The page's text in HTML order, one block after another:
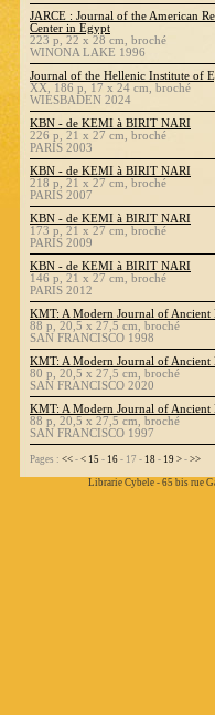
JARCE : Journal of the American
Center in Egypt
223 p, 22 x 28 cm, broché
WINONA LAKE 1996
Journal of the Hellenic Institute of
XX, 186 p, 17 x 24 cm, broché
WIESBADEN 2024
KBN - de KEMI à BIRIT NARI
226 p, 21 x 27 cm, broché
PARIS 2003
KBN - de KEMI à BIRIT NARI
218 p, 21 x 27 cm, broché
PARIS 2007
KBN - de KEMI à BIRIT NARI
173 p, 21 x 27 cm, broché
PARIS 2009
KBN - de KEMI à BIRIT NARI
146 p, 21 x 27 cm, broché
PARIS 2012
KMT: A Modern Journal of Ancient
88 p, 20,5 x 27,5 cm, broché
SAN FRANCISCO 1998
KMT: A Modern Journal of Ancient
80 p, 20,5 x 27,5 cm, broché
SAN FRANCISCO 2020
KMT: A Modern Journal of Ancient
88 p, 20,5 x 27,5 cm, broché
SAN FRANCISCO 1997
Pages : << - < 15 - 16 - 17 - 18 - 19 > - >>
Librarie Cybele - 65 bis rue